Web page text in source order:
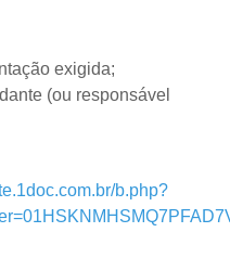
exigida;
(ou responsável
b.php?